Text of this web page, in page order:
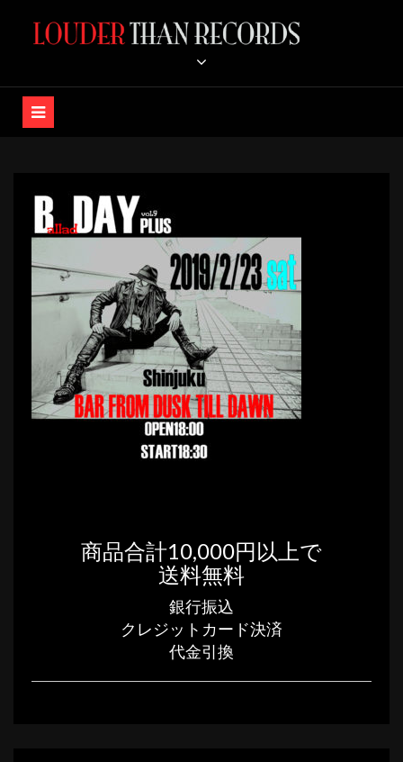
LOUDER THAN RECORDS /
K-A-Z OFFICIAL STORE
商品合計10,000円以上で
送料無料
銀行振込
クレジットカード決済
代金引換